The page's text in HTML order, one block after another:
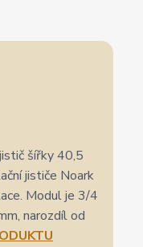
šířky 40,5
jističe Noark
Modul je 3/4
narozdíl od